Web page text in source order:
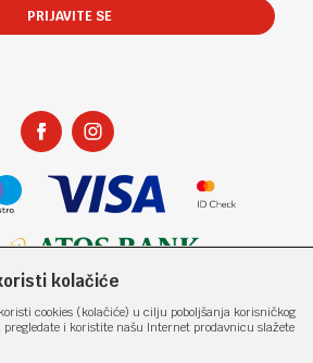
artikla za drugi
PRIJAVITE SE
u opisu proizvoda, prikazu slika i samih
da su sve informacije kompletne i bez
na sajtu su dio naše ponude i ne
kolačiće
cookies (kolačiće) u cilju poboljšanja korisničkog
pregledate i koristite našu Internet prodavnicu slažete